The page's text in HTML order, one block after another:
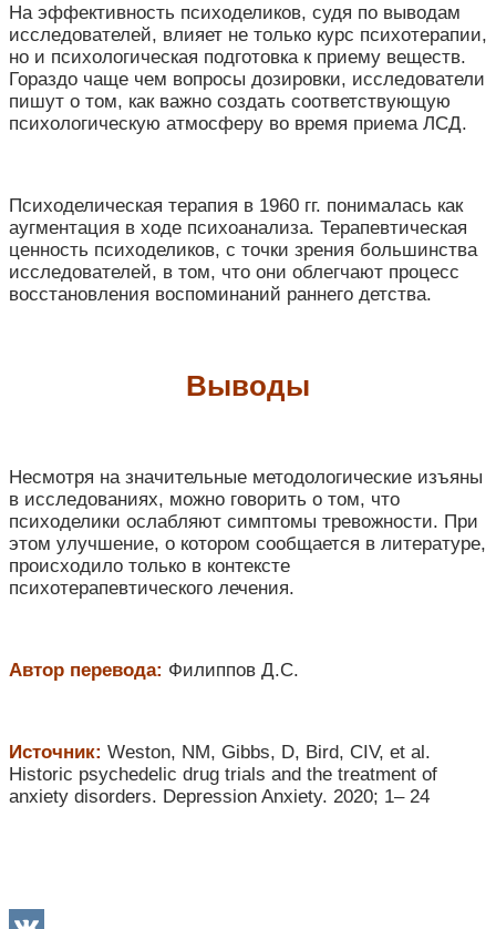
На эффективность психоделиков, судя по выводам
исследователей, влияет не только курс психотерапии,
но и психологическая подготовка к приему веществ.
Гораздо чаще чем вопросы дозировки, исследователи
пишут о том, как важно создать соответствующую
психологическую атмосферу во время приема ЛСД.
Психоделическая терапия в 1960 гг. понималась как
аугментация в ходе психоанализа. Терапевтическая
ценность психоделиков, с точки зрения большинства
исследователей, в том, что они облегчают процесс
восстановления воспоминаний раннего детства.
Выводы
Несмотря на значительные методологические изъяны
в исследованиях, можно говорить о том, что
психоделики ослабляют симптомы тревожности. При
этом улучшение, о котором сообщается в литературе,
происходило только в контексте
психотерапевтического лечения.
Автор перевода: Филиппов Д.С.
Источник: Weston, NM, Gibbs, D, Bird, CIV, et al.
Historic psychedelic drug trials and the treatment of
anxiety disorders. Depression Anxiety. 2020; 1– 24